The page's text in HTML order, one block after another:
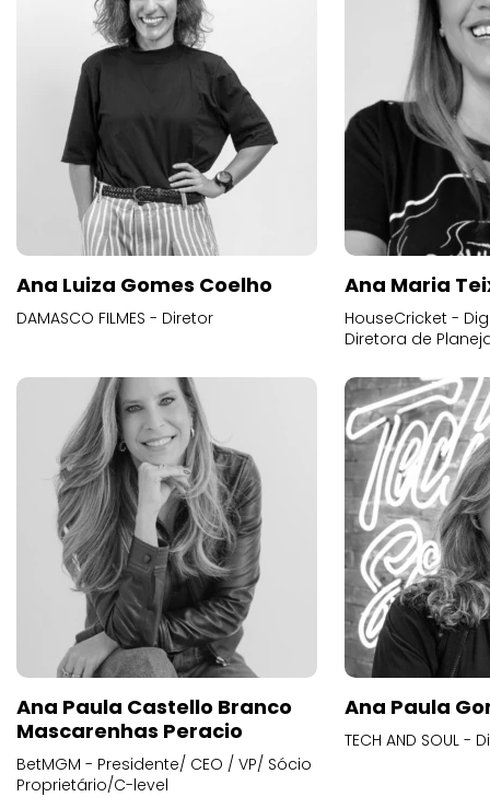
Ana Luiza Gomes Coelho
DAMASCO FILMES - Diretor
Ana Maria
HouseCricket -
Diretora de
Ana Paula Castello Branco
Mascarenhas Peracio
BetMGM - Presidente/ CEO / VP/ Sócio
Proprietário/C-level
Ana Paula
TECH AND SOUL